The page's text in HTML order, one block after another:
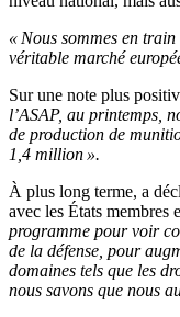
« Nous sommes en
véritable marché
Sur une note plus
l’ASAP, au printemps,
de production de
1,4 million ».
À plus long terme, a
avec les États membres
programme pour voir
de la défense, pour
domaines tels que les
nous savons que nous